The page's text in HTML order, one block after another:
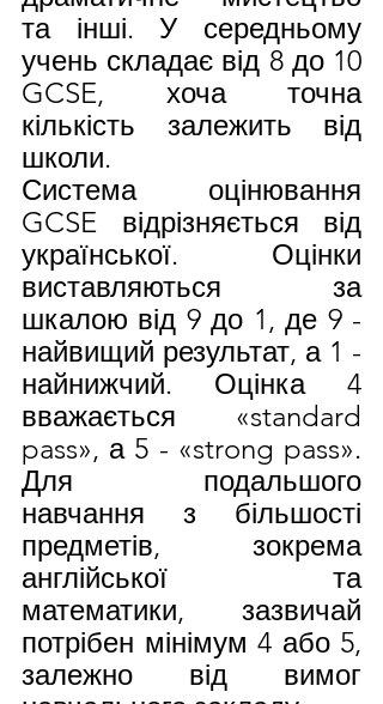
та інші. У середньому
учень складає від 8 до 10
GCSE, хоча точна
кількість залежить від
школи.
Система оцінювання
GCSE відрізняється від
української. Оцінки
виставляються за
шкалою від 9 до 1, де 9 -
найвищий результат, а 1 -
найнижчий. Оцінка 4
вважається «standard
pass», а 5 - «strong pass».
Для подальшого
навчання з більшості
предметів, зокрема
англійської та
математики, зазвичай
потрібен мінімум 4 або 5,
залежно від вимог